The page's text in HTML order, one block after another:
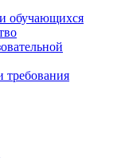
обучающихся
требования